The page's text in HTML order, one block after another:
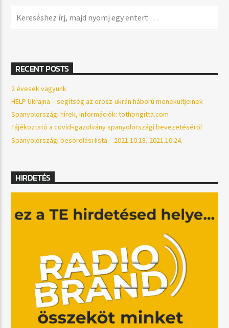
RECENT POSTS
2 évesek vagyunk
HELP Ukrajna – segítség az orosz-ukrán háború menekültjeinek
Spanyolországi hírek, információk: tothbrigitta.com
Tájékoztató a covid-igazolvány spanyolországi bevezetéséről
Spanyolországi besorolási lista – 2021.10.18.-2021.10.24.
HIRDETÉS